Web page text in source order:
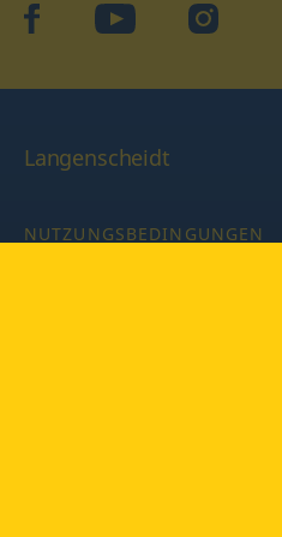
facebookYouTube Instagram
Langenscheidt
NUTZUNGSBEDINGUNGEN